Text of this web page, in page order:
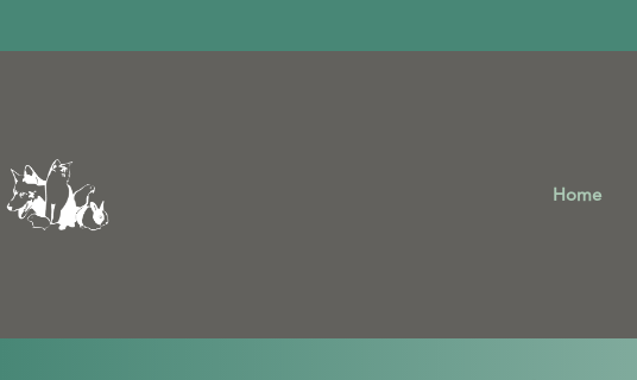
Home